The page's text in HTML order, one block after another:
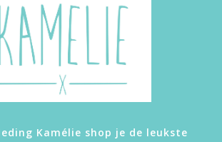
Kamélie shop je de leukste